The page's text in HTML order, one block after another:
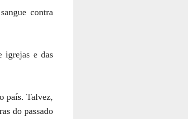
contra
igrejas e das
país. Talvez,
do passado